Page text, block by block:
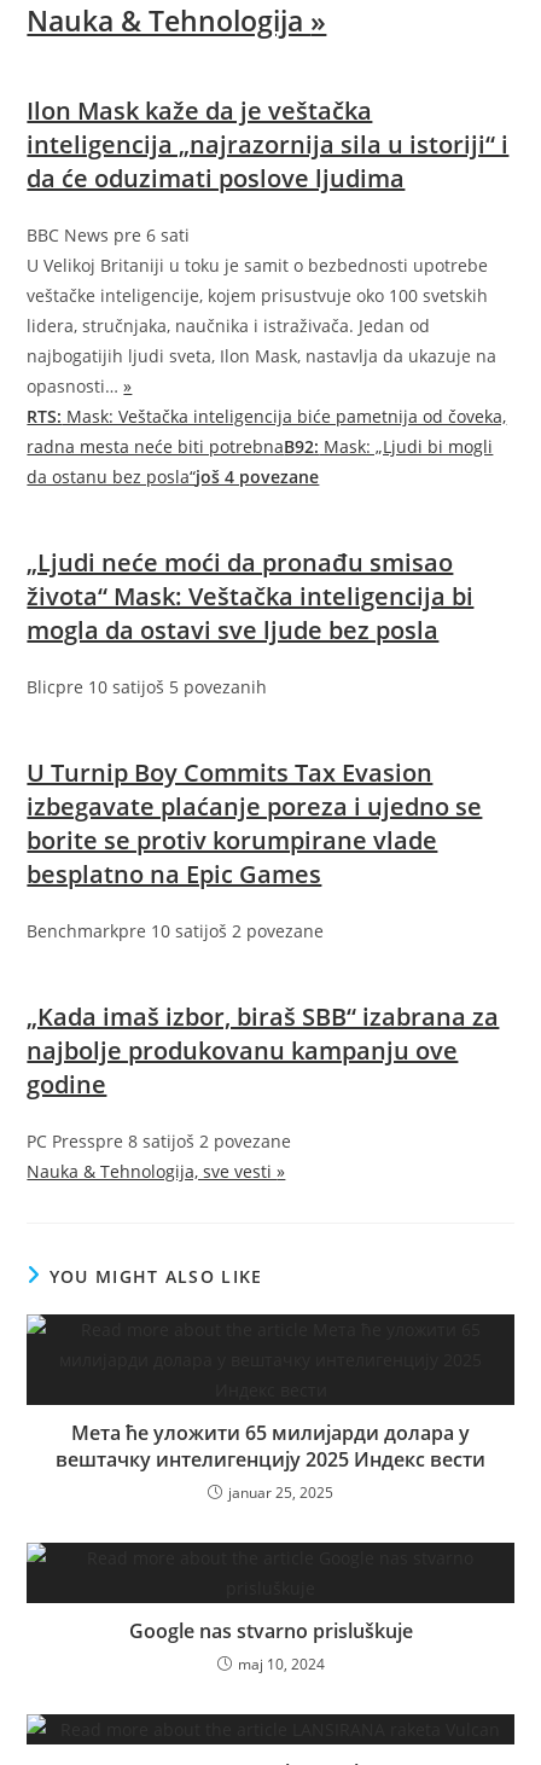
Nauka & Tehnologija »
Ilon Mask kaže da je veštačka
inteligencija „najrazornija sila u istoriji“ i
da će oduzimati poslove ljudima
BBC News pre 6 sati
U Velikoj Britaniji u toku je samit o bezbednosti upotrebe
veštačke inteligencije, kojem prisustvuje oko 100 svetskih
lidera, stručnjaka, naučnika i istraživača. Jedan od
najbogatijih ljudi sveta, Ilon Mask, nastavlja da ukazuje na
opasnosti…»
RTS: Mask: Veštačka inteligencija biće pametnija od čoveka,
radna mesta neće biti potrebnaB92: Mask: „Ljudi bi mogli
da ostanu bez posla“još 4 povezane
„Ljudi neće moći da pronađu smisao
života“ Mask: Veštačka inteligencija bi
mogla da ostavi sve ljude bez posla
Blicpre 10 satijoš 5 povezanih
U Turnip Boy Commits Tax Evasion
izbegavate plaćanje poreza i ujedno se
borite se protiv korumpirane vlade
besplatno na Epic Games
Benchmarkpre 10 satijoš 2 povezane
„Kada imaš izbor, biraš SBB“ izabrana za
najbolje produkovanu kampanju ove
godine
PC Presspre 8 satijoš 2 povezane
Nauka & Tehnologija, sve vesti»
YOU MIGHT ALSO LIKE
Мета ће уложити 65 милијарди долара у
вештачку интелигенцију 2025 Индекс вести
januar 25, 2025
Google nas stvarno prisluškuje
maj 10, 2024